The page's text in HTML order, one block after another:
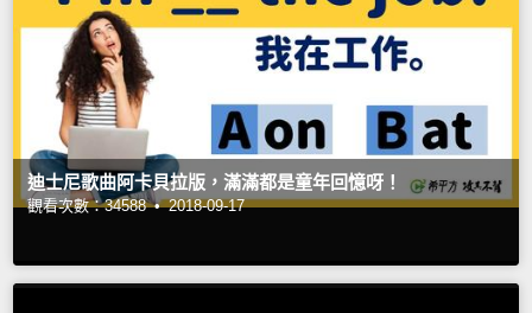
迪士尼歌曲阿卡貝拉版，滿滿都是童年回憶呀！
觀看次數：34588 • 2018-09-17